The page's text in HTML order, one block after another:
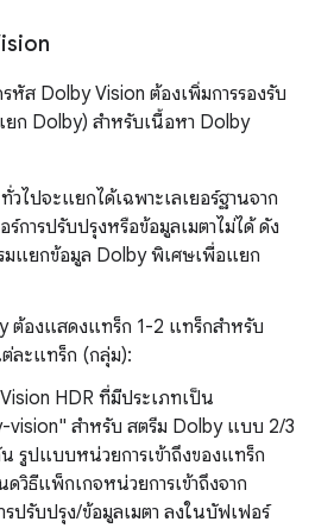
ส Dolby Vision ต้องเพิ่มการรองรับ
ยก Dolby) สำหรับเนื้อหา Dolby
ไปจะแยกได้เฉพาะเลเยอร์ฐานจาก
การปรับปรุงหรือข้อมูลเมตาไม่ได้ ดัง
มแยกข้อมูล Dolby พิเศษเพื่อแยก
ต้องแสดงแทร็ก 1-2 แทร็กสำหรับ
ละแทร็ก (กลุ่ม):
HDR ที่มีประเภทเป็น
vision" สำหรับ สตรีม Dolby แบบ 2/3
น รูปแบบหน่วยการเข้าถึงของแทร็ก
ดวิธีแพ็กเกจหน่วยการเข้าถึงจาก
รปรับปรุง/ข้อมูลเมตา ลงในบัฟเฟอร์